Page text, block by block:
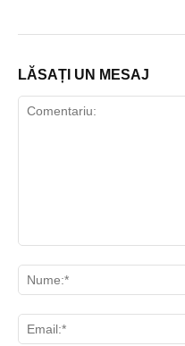
LĂSAȚI UN MESAJ